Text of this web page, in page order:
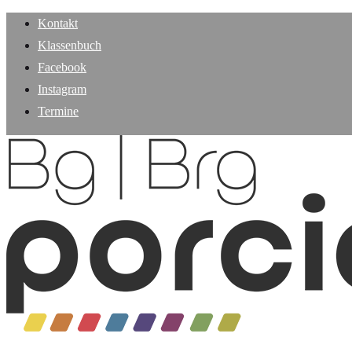
Kontakt
Klassenbuch
Facebook
Instagram
Termine